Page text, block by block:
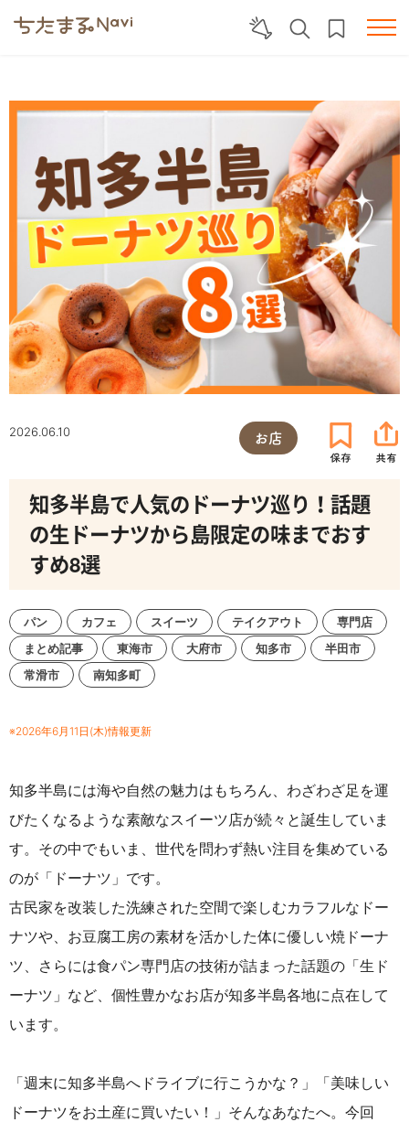
2026.06.10 お店
知多半島で人気のドーナツ巡り！話題
の生ドーナツから島限定の味までおす
すめ8選
パン カフェ スイーツ テイクアウト
専門店
まとめ記事
東海市 大府市 知多市
半田市
常滑市
南知多町
※2026年6月11日(木)情報更新
知多半島には海や自然の魅力はもちろん、わざわざ足を運
びたくなるような素敵なスイーツ店が続々と誕生していま
す。その中でもいま、世代を問わず熱い注目を集めている
のが「ドーナツ」です。
古民家を改装した洗練された空間で楽しむカラフルなドー
ナツや、お豆腐工房の素材を活かした体に優しい焼ドーナ
ツ、さらには食パン専門店の技術が詰まった話題の「生ド
ーナツ」など、個性豊かなお店が知多半島各地に点在して
います。
「週末に知多半島へドライブに行こうかな？」「美味しい
ドーナツをお土産に買いたい！」そんなあなたへ。今回